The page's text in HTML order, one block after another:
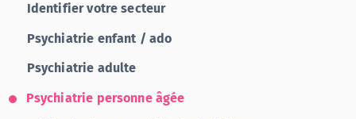
Identifier votre secteur
Psychiatrie enfant / ado
Psychiatrie adulte
Psychiatrie personne âgée